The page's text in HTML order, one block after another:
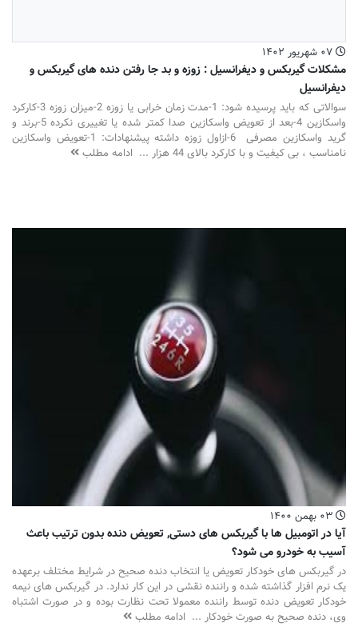
مشکلات گیربکس و دیفرانسیل : زوزه و بد جا رفتن دنده های گیربکس و
دیفرانسیل
سوالاتی که باید پرسیده شود: 1-مدت زمان خرابی یا زوزه 2-میزان زوزه 3-کارکرد
واسکازین 4-بعد از تعویض واسکازین صدا کمتر شده یا تغییری نکرده 5-برند و
گرید واسکازین مصرفی 6-ازاول زوزه داشته پیشنهادات: 1-تعویض واسکازین
نامناسب ، بی کیفیت و با کارکرد بالای 44 هزار ...
ادامه مطلب
آیا در اتومبیل ها با گیربکس های دستی, تعویض دنده بدون ترتیب باعث
آسیب به خودرو می شود؟
در گیربکس های خودکار تعویض یا انتخاب دنده صحیح در شرایط مختلف برعهده
یک نرم افزار گذاشته شده و راننده نقشی در این کار ندارد. در گیربکس های نیمه
خودکار تعویض دنده توسط راننده معمولا تحت نظارت بوده و در صورت اشتباه
وی، دنده صحیح به صورت خودکار ... ادامه مطلب